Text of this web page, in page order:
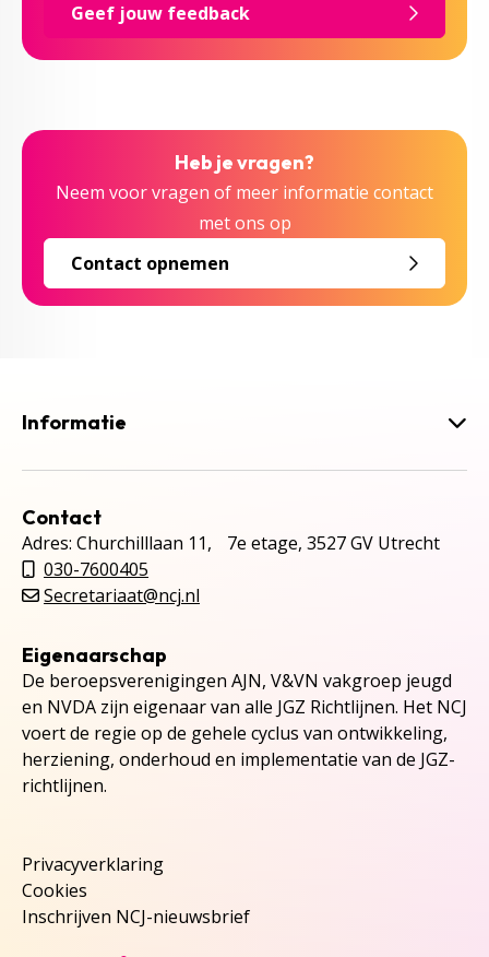
Geef jouw feedback
Heb je vragen?
Neem voor vragen of meer informatie contact
met ons op
Contact opnemen
Informatie
Contact
Adres: Churchilllaan 11, 7e etage, 3527 GV Utrecht
030-7600405
Secretariaat@ncj.nl
Eigenaarschap
De beroepsverenigingen AJN, V&VN vakgroep jeugd
en NVDA zijn eigenaar van alle JGZ Richtlijnen. Het NCJ
voert de regie op de gehele cyclus van ontwikkeling,
herziening, onderhoud en implementatie van de JGZ-
richtlijnen.
Privacyverklaring
Cookies
Inschrijven NCJ-nieuwsbrief